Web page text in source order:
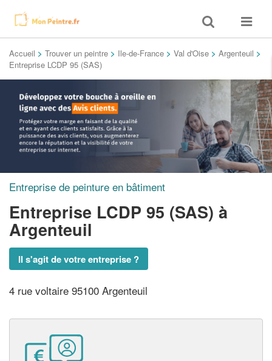
Toggle
search
Toggle
Accueil > Trouver un peintre > Ile-de-France > Val d'Oise > Argenteuil >
Entreprise LCDP 95 (SAS)
Entreprise de peinture en bâtiment
Entreprise LCDP 95 (SAS) à
Argenteuil
Il s'agit de votre entreprise ?
4 rue voltaire 95100 Argenteuil